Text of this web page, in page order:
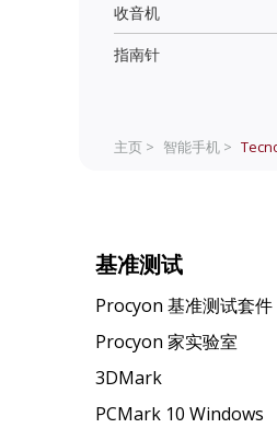
收音机
指南针
主页 > 智能手机 >
基准测试
Procyon 基准测试套件
Procyon 家实验室
3DMark
PCMark 10 Windows